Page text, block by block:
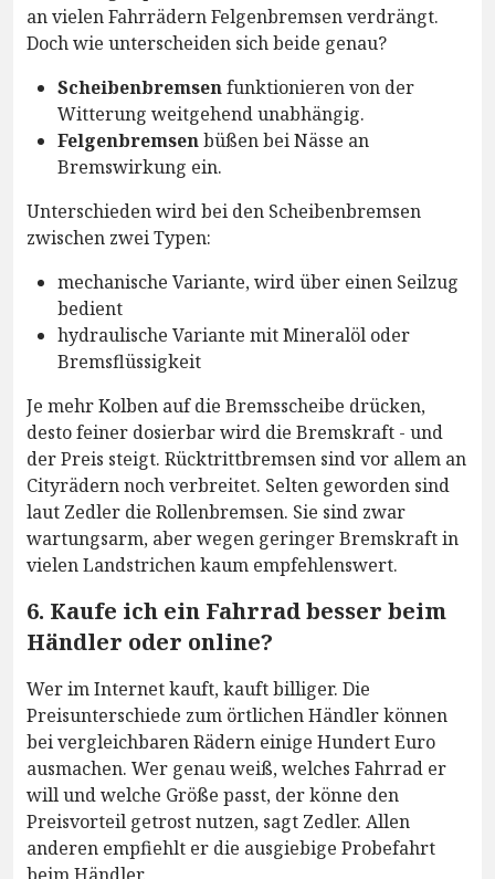
an vielen Fahrrädern Felgenbremsen verdrängt.
Doch wie unterscheiden sich beide genau?
Scheibenbremsenfunktionieren von der
Witterung weitgehend unabhängig.
Felgenbremsenbüßen bei Nässe an
Bremswirkung ein.
Unterschieden wird bei den Scheibenbremsen
zwischen zwei Typen:
mechanische Variante, wird über einen Seilzug
bedient
hydraulische Variante mit Mineralöl oder
Bremsflüssigkeit
Je mehr Kolben auf die Bremsscheibe drücken,
desto feiner dosierbar wird die Bremskraft - und
der Preis steigt. Rücktrittbremsen sind vor allem an
Cityrädern noch verbreitet. Selten geworden sind
laut Zedler die Rollenbremsen. Sie sind zwar
wartungsarm, aber wegen geringer Bremskraft in
vielen Landstrichen kaum empfehlenswert.
6. Kaufe ich ein Fahrrad besser beim
Händler oder online?
Wer im Internet kauft, kauft billiger. Die
Preisunterschiede zum örtlichen Händler können
bei vergleichbaren Rädern einige Hundert Euro
ausmachen. Wer genau weiß, welches Fahrrad er
will und welche Größe passt, der könne den
Preisvorteil getrost nutzen, sagt Zedler. Allen
anderen empfiehlt er die ausgiebige Probefahrt